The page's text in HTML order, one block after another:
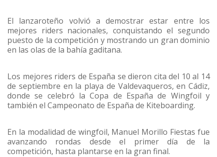
El lanzaroteño volvió a demostrar estar entre los
mejores riders nacionales, conquistando el segundo
puesto de la competición y mostrando un gran dominio
en las olas de la bahía gaditana.
Los mejores riders de España se dieron cita del 10 al 14
de septiembre en la playa de Valdevaqueros, en Cádiz,
donde se celebró la Copa de España de Wingfoil y
también el Campeonato de España de Kiteboarding.
En la modalidad de wingfoil, Manuel Morillo Fiestas fue
avanzando rondas desde el primer día de la
competición, hasta plantarse en la gran final.